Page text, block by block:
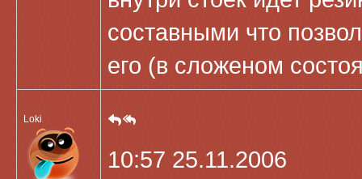
составными что
его (в сложеном
Loki
10:57 25.11.2006